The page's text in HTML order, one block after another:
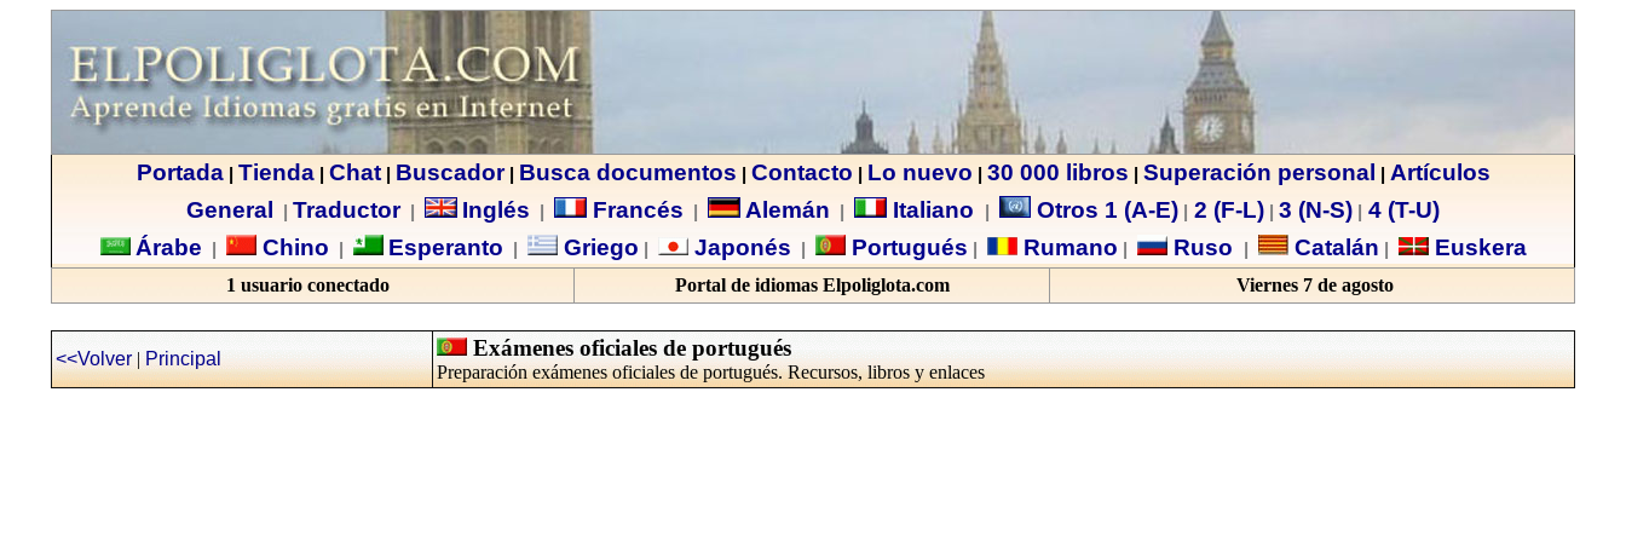
Portada| Tienda| Chat| Buscador| Busca documentos Contacto Lo nuevo 30 000 libros Superación personal
Artículos
General
Traductor| Inglés Francés Alemán Italiano Otros 1 (A-E) 2 (F-L) 3 (N-S)
4 (T-U)
Árabe
Chino Esperanto Griego Japonés Portugués Rumano Ruso Catalán Euskera
1 usuario conectado Portal de idiomas Elpoliglota.com Viernes 7 de agosto
<<Volver|Principal Exámenes oficiales de portugués
Preparación exámenes oficiales de portugués. Recursos, libros y enlaces